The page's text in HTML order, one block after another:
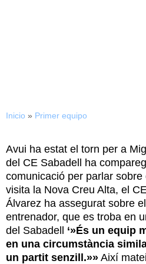
Inicio » Primer equipo
Avui ha estat el torn per a
del CE Sabadell ha
comunicació per parlar
visita la Nova Creu Alta, el
Álvarez ha assegurat sobre
entrenador, que es troba en
del Sabadell ‘»És un equip
en una circumstància
un partit senzill.»» Així